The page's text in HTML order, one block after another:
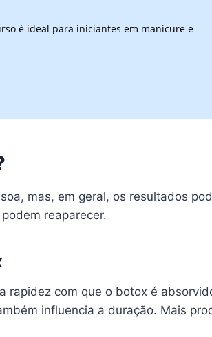
é ideal para iniciantes em manicure e
mas, em geral, os resultados
reaparecer.
rapidez com que o botox é
influencia a duração. Mais